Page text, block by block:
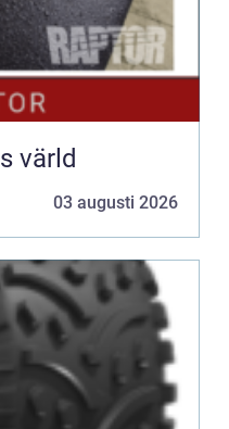
värld
03 augusti 2026